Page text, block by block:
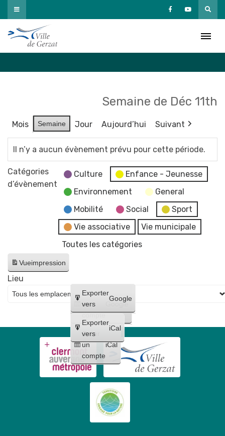
Passer
au
contenu
Semaine de Déc 11th
Mois Semaine Jour Aujourd’hui Suivant
Il n’y a aucun évènement prévu pour cette période.
Catégories
d’évènement
Culture
Enfance - Jeunesse
Environnement
General
Mobilité
Social
Sport
Vie associative
Vie municipale
Toutes les catégories
Vueimpression
Créer
un
compte
Google
Créer
un
compte
iCal
Exporter
vers
Google
Exporter
vers
iCal
Lieu